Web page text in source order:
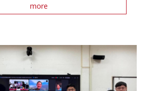
more